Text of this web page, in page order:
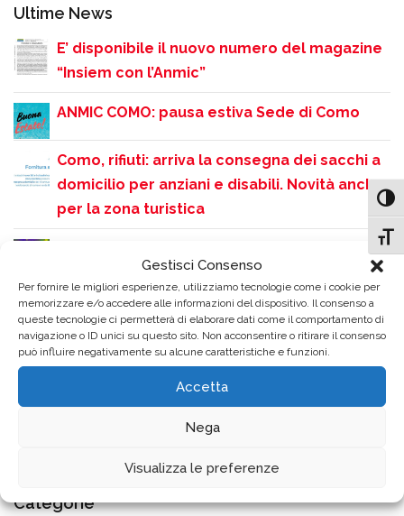
Gestisci Consenso
Per fornire le migliori esperienze, utilizziamo tecnologie come i cookie per
memorizzare e/o accedere alle informazioni del dispositivo. Il consenso a
queste tecnologie ci permetterà di elaborare dati come il comportamento di
navigazione o ID unici su questo sito. Non acconsentire o ritirare il consenso
può influire negativamente su alcune caratteristiche e funzioni.
Accetta
Nega
Visualizza le preferenze
Ultime News
E’ disponibile il nuovo numero del magazine
“Insiem con l’Anmic”
ANMIC COMO: pausa estiva Sede di Como
Como, rifiuti: arriva la consegna dei sacchi a
domicilio per anziani e disabili. Novità anche
per la zona turistica
grande successo per la serata QueenMania
in Piazza Perretta
Rinvio dello Screening Uditivo gratuito
causa ondata di calore
Categorie